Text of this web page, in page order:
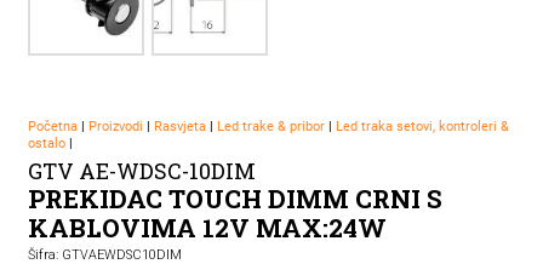
Početna| Proizvodi | Rasvjeta| Led trake & pribor| Led traka setovi, kontroleri &
ostalo|
GTV AE-WDSC-10DIM
PREKIDAC TOUCH DIMM CRNI S
KABLOVIMA 12V MAX:24W
Šifra: GTVAEWDSC10DIM